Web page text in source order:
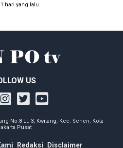
1 hari yang lalu
US
No.8 Lt. 3, Kwitang, Kec. Senen, Kota
Pusat
Redaksi Disclaimer